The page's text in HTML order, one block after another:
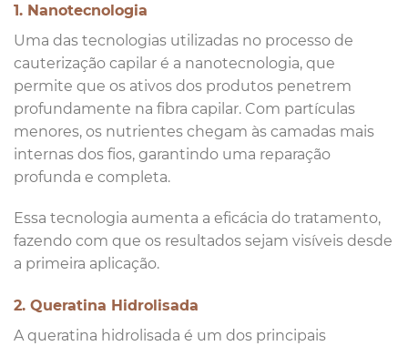
1. Nanotecnologia
Uma das tecnologias utilizadas no processo de
cauterização capilar é a nanotecnologia, que
permite que os ativos dos produtos penetrem
profundamente na fibra capilar. Com partículas
menores, os nutrientes chegam às camadas mais
internas dos fios, garantindo uma reparação
profunda e completa.
Essa tecnologia aumenta a eficácia do tratamento,
fazendo com que os resultados sejam visíveis desde
a primeira aplicação.
2. Queratina Hidrolisada
A queratina hidrolisada é um dos principais